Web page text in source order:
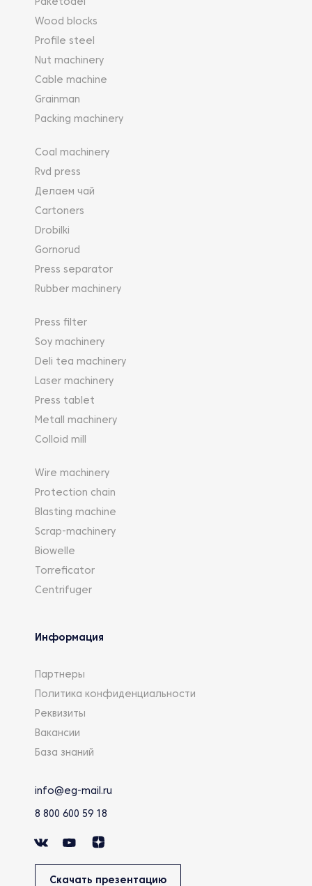
Paketodel
Wood blocks
Profile steel
Nut machinery
Cable machine
Grainman
Packing machinery
Coal machinery
Rvd press
Делаем чай
Cartoners
Drobilki
Gornorud
Press separator
Rubber machinery
Press filter
Soy machinery
Deli tea machinery
Laser machinery
Press tablet
Metall machinery
Colloid mill
Wire machinery
Protection chain
Blasting machine
Scrap-machinery
Biowelle
Torreficator
Centrifuger
Информация
Партнеры
Политика конфиденциальности
Реквизиты
Вакансии
База знаний
info@eg-mail.ru
8 800 600 59 18
Скачать презентацию